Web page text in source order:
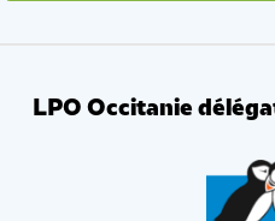
LPO Occitanie